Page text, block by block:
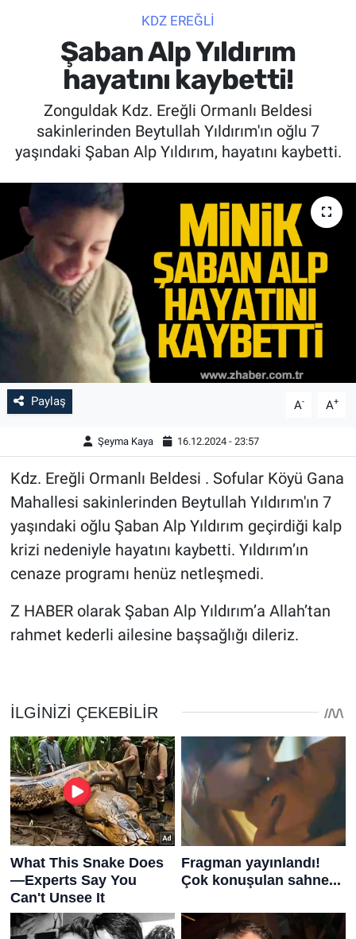
KDZ EREĞLİ
Şaban Alp Yıldırım
hayatını kaybetti!
Zonguldak Kdz. Ereğli Ormanlı Beldesi
sakinlerinden Beytullah Yıldırım'ın oğlu 7
yaşındaki Şaban Alp Yıldırım, hayatını kaybetti.
Paylaş A- A+
Şeyma Kaya 16.12.2024 - 23:57
Kdz. Ereğli Ormanlı Beldesi . Sofular Köyü Gana
Mahallesi sakinlerinden Beytullah Yıldırım'ın 7
yaşındaki oğlu Şaban Alp Yıldırım geçirdiği kalp
krizi nedeniyle hayatını kaybetti. Yıldırım’ın
cenaze programı henüz netleşmedi.
Z HABER olarak Şaban Alp Yıldırım’a Allah’tan
rahmet kederli ailesine başsağlığı dileriz.
SPOR
SAĞLIK